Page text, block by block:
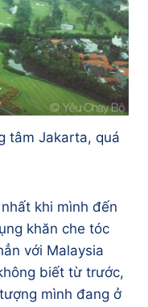
tâm Jakarta, quá
khi mình đến
khăn che tóc
với Malaysia
biết từ trước,
mình đang ở